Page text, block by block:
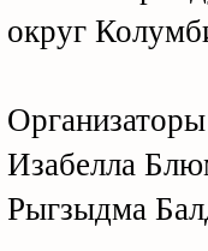
округ
Изабелла
Рыгзыдма